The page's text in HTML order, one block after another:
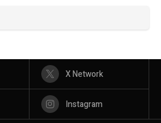
X Network
Instagram